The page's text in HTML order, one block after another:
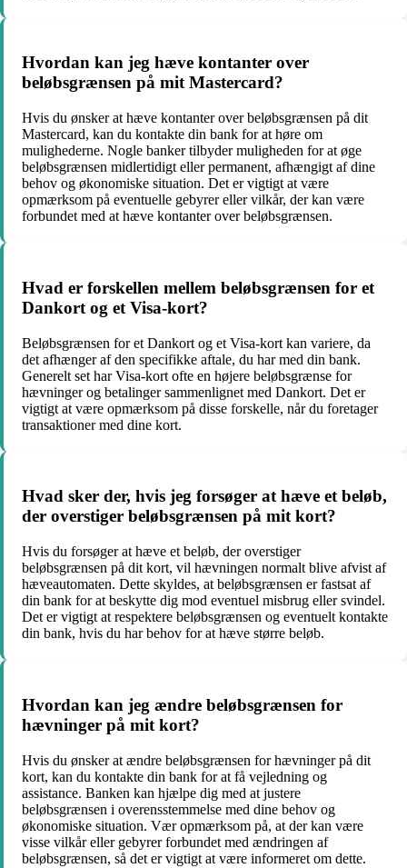
Hvordan kan jeg hæve kontanter over
beløbsgrænsen på mit Mastercard?
Hvis du ønsker at hæve kontanter over beløbsgrænsen på dit
Mastercard, kan du kontakte din bank for at høre om
mulighederne. Nogle banker tilbyder muligheden for at øge
beløbsgrænsen midlertidigt eller permanent, afhængigt af dine
behov og økonomiske situation. Det er vigtigt at være
opmærksom på eventuelle gebyrer eller vilkår, der kan være
forbundet med at hæve kontanter over beløbsgrænsen.
Hvad er forskellen mellem beløbsgrænsen for et
Dankort og et Visa-kort?
Beløbsgrænsen for et Dankort og et Visa-kort kan variere, da
det afhænger af den specifikke aftale, du har med din bank.
Generelt set har Visa-kort ofte en højere beløbsgrænse for
hævninger og betalinger sammenlignet med Dankort. Det er
vigtigt at være opmærksom på disse forskelle, når du foretager
transaktioner med dine kort.
Hvad sker der, hvis jeg forsøger at hæve et beløb,
der overstiger beløbsgrænsen på mit kort?
Hvis du forsøger at hæve et beløb, der overstiger
beløbsgrænsen på dit kort, vil hævningen normalt blive afvist af
hæveautomaten. Dette skyldes, at beløbsgrænsen er fastsat af
din bank for at beskytte dig mod eventuel misbrug eller svindel.
Det er vigtigt at respektere beløbsgrænsen og eventuelt kontakte
din bank, hvis du har behov for at hæve større beløb.
Hvordan kan jeg ændre beløbsgrænsen for
hævninger på mit kort?
Hvis du ønsker at ændre beløbsgrænsen for hævninger på dit
kort, kan du kontakte din bank for at få vejledning og
assistance. Banken kan hjælpe dig med at justere
beløbsgrænsen i overensstemmelse med dine behov og
økonomiske situation. Vær opmærksom på, at der kan være
visse vilkår eller gebyrer forbundet med ændringen af
beløbsgrænsen, så det er vigtigt at være informeret om dette.